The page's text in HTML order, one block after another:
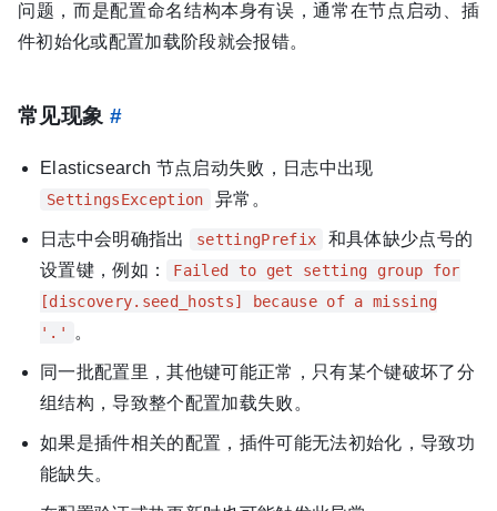
问题，而是配置命名结构本身有误，通常在节点启动、插
件初始化或配置加载阶段就会报错。
常见现象 #
Elasticsearch 节点启动失败，日志中出现
SettingsException 异常。
日志中会明确指出 settingPrefix
和具体缺少点号的
设置键，例如：
Failed to get setting group for
[discovery.seed_hosts] because of a missing
'.'
。
同一批配置里，其他键可能正常，只有某个键破坏了分
组结构，导致整个配置加载失败。
如果是插件相关的配置，插件可能无法初始化，导致功
能缺失。